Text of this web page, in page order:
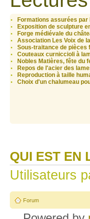
Formations assurées
Exposition de sculpture
Forge médiévale du
Association Les Voix de
Sous-traitance de pièces
Couteaux curniccioli à
Nobles Matières, fête du
Repos de l'acier des
Reproduction à taille
Choix d'un chalumeau
QUI EST EN
Utilisateurs
Forum